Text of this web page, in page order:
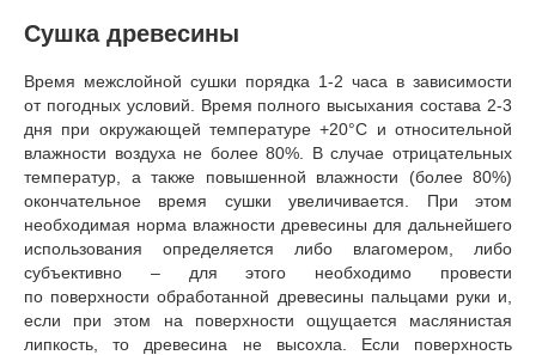
Сушка древесины
Время межслойной сушки порядка 1-2 часа в зависимости
от погодных условий. Время полного высыхания состава 2-3
дня при окружающей температуре +20°С и относительной
влажности воздуха не более 80%. В случае отрицательных
температур, а также повышенной влажности (более 80%)
окончательное время сушки увеличивается. При этом
необходимая норма влажности древесины для дальнейшего
использования определяется либо влагомером, либо
субъективно – для этого необходимо провести
по поверхности обработанной древесины пальцами руки и,
если при этом на поверхности ощущается маслянистая
липкость, то древесина не высохла. Если поверхность